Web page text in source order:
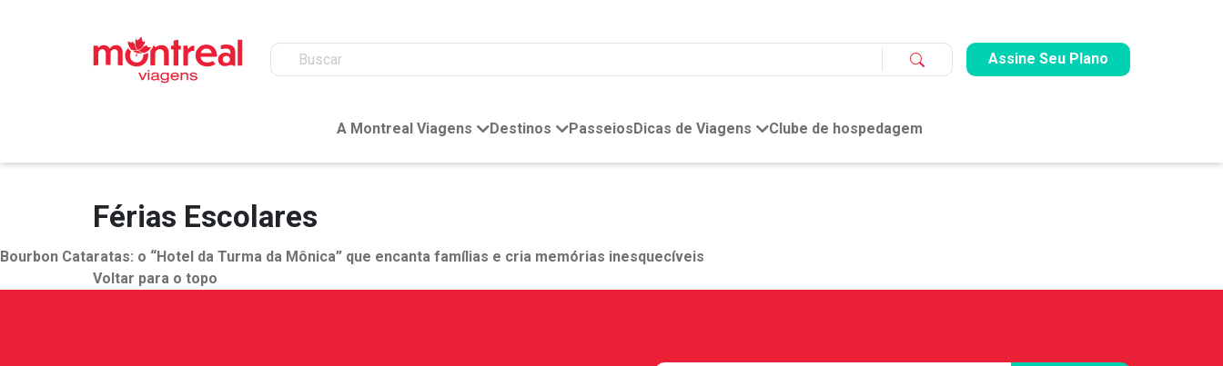
Assine Seu Plano
A Montreal Viagens Destinos Passeios Dicas de Viagens Clube de hospedagem
Férias Escolares
Bourbon Cataratas: o “Hotel da Turma da Mônica” que encanta famílias e cria memórias inesquecíveis
Voltar para o topo